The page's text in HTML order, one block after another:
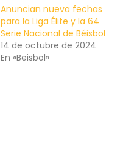
Anuncian nueva fechas
para la Liga Élite y la 64
Serie Nacional de Béisbol
14 de octubre de 2024
En «Beisbol»